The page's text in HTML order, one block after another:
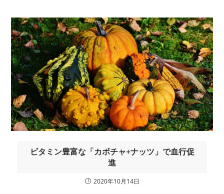
ビタミン豊富な「カボチャ+ナッツ」で血行促
進
2020年10月14日